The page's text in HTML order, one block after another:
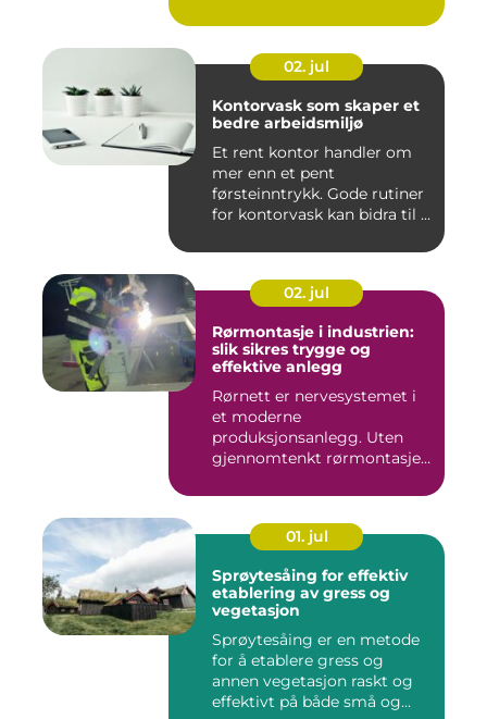
02. jul
Kontorvask som skaper et
bedre arbeidsmiljø
Et rent kontor handler om
mer enn et pent
førsteinntrykk. Gode rutiner
for kontorvask kan bidra til ...
02. jul
Rørmontasje i industrien:
slik sikres trygge og
effektive anlegg
Rørnett er nervesystemet i
et moderne
produksjonsanlegg. Uten
gjennomtenkt rørmontasje
01. jul
Sprøytesåing for effektiv
etablering av gress og
vegetasjon
Sprøytesåing er en metode
for å etablere gress og
annen vegetasjon raskt og
effektivt på både små og...